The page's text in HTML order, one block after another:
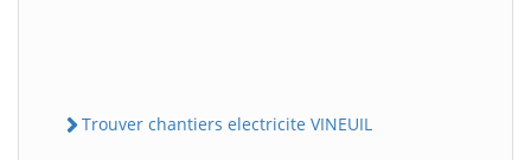
Trouver chantiers electricite VINEUIL